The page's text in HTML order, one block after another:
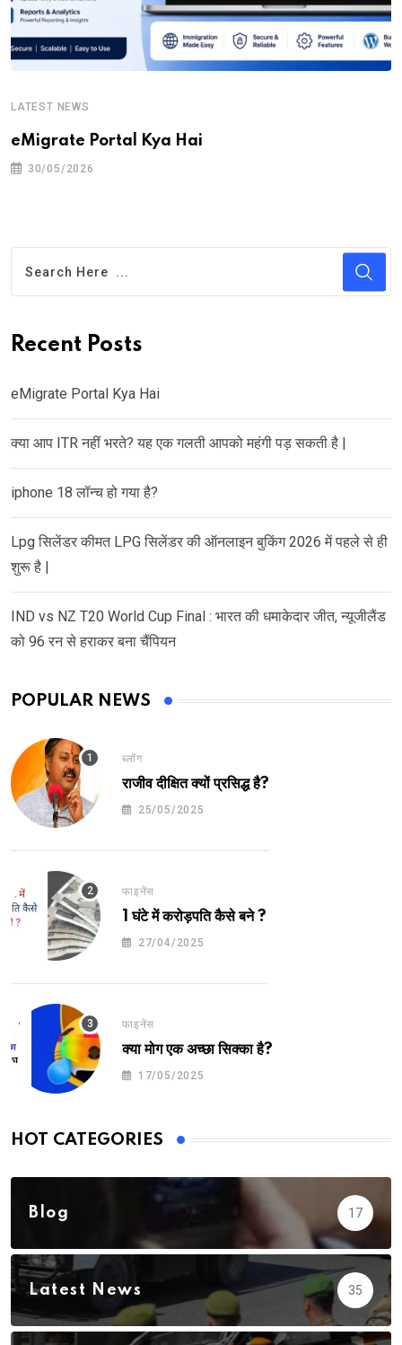
LATEST NEWS
eMigrate Portal Kya Hai
30/05/2026
Recent Posts
eMigrate Portal Kya Hai
क्या आप ITR नहीं भरते? यह एक गलती आपको महंगी पड़ सकती है |
iphone 18 लॉन्च हो गया है?
Lpg सिलेंडर कीमत LPG सिलेंडर की ऑनलाइन बुकिंग 2026 में पहले से ही
शुरू है |
IND vs NZ T20 World Cup Final : भारत की धमाकेदार जीत, न्यूजीलैंड
को 96 रन से हराकर बना चैंपियन
POPULAR NEWS
ब्लॉग
राजीव दीक्षित क्यों प्रसिद्ध है?
25/05/2025
फाइनेंस
1 घंटे में करोड़पति कैसे बने ?
27/04/2025
फाइनेंस
क्या मोग एक अच्छा सिक्का है?
17/05/2025
HOT CATEGORIES
Blog 17
Latest News 35